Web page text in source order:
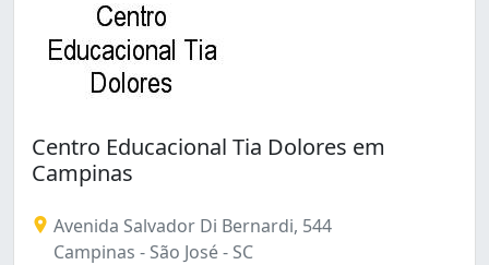
Centro Educacional Tia Dolores em
Campinas
Avenida Salvador Di Bernardi, 544
Campinas - São José - SC